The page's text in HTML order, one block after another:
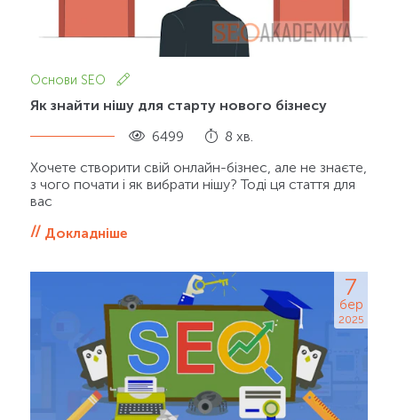
Основи SEO
Як знайти нішу для старту нового бізнесу
6499 8 хв.
Хочете створити свій онлайн-бізнес, але не знаєте,
з чого почати і як вибрати нішу? Тоді ця стаття для
вас
Докладніше
7
бер
2025